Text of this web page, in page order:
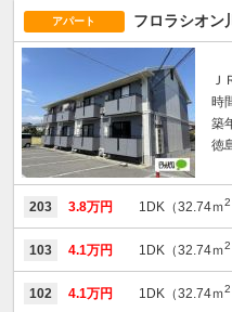
アパート フロラシオン
Ｊ
時
築
徳
203 3.8万円 1DK（32.74ｍ2
103 4.1万円 1DK（32.74ｍ2
102 4.1万円 1DK（32.74ｍ2